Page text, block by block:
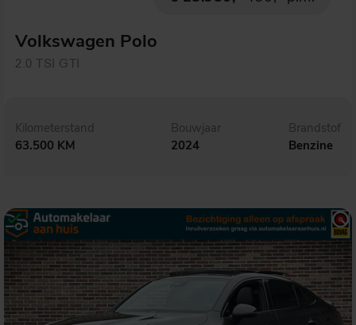
Volkswagen Polo
2.0 TSI GTI
Kilometerstand
63.500 KM
Bouwjaar
2024
Brandstof
Benzine